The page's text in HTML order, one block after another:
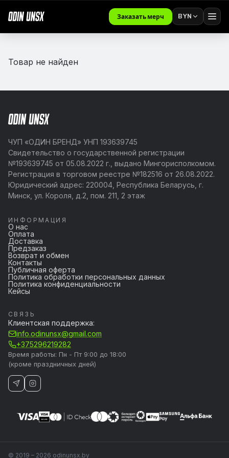
Заказать мерч BYN
Товар не найден
ЧУП «ОДИН БРЕНД» УНП 193639745
Свидетельство о государственной регистрации
№193639745 от 05.08.2022 г., выдано Мингорисполкомом.
Регистрация в торговом реестре №182516 от 26.08.2022.
Юридический адрес: 220004, Республика Беларусь, г.
Минск, ул. Короля, д.2, пом. 211, 2 этаж
ИНФОРМАЦИЯ
О нас
Оплата
Доставка
Предзаказ
Возврат и обмен
Контакты
Публичная оферта
Политика обработки персональных данных
Политика конфиденциальности
Кейсы
СВЯЗЬ
Клиентская поддержка:
info.odinunsx@gmail.com
+375296219282
Время работы: Пн - Пт 9:00 до 18:00
(кроме праздничных дней)
© 2019 – 2026 odinunsx.by